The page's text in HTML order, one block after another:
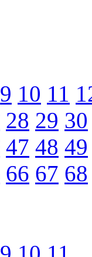
9 10 11
28 29 30
47 48 49
66 67 68